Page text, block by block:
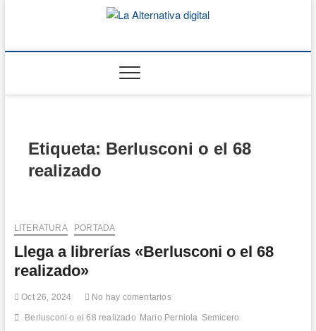
La Alternativa digital
Etiqueta: Berlusconi o el 68
realizado
LITERATURA PORTADA
Llega a librerías «Berlusconi o el 68
realizado»
Oct 26, 2024 No hay comentarios
Berlusconi o el 68 realizado Mario Perniola Semicero